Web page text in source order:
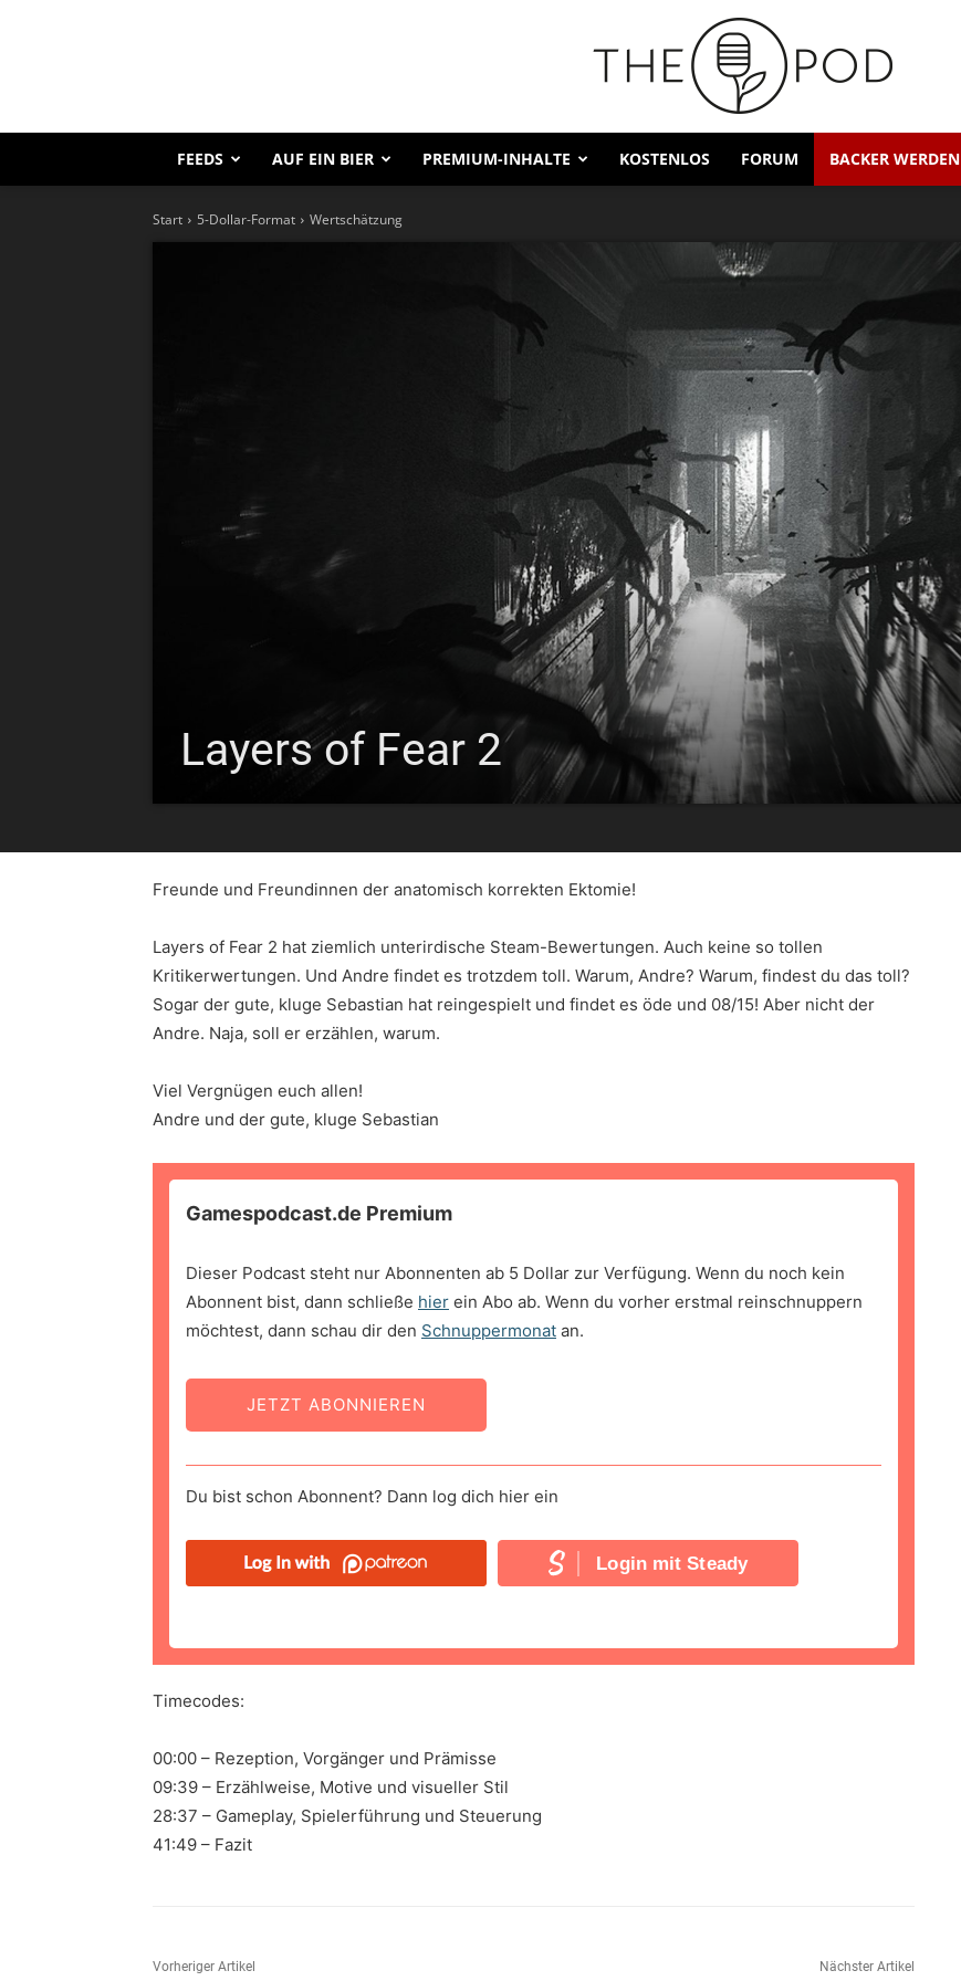
FEEDS AUF EIN BIER PREMIUM-INHALTE KOSTENLOS FORUM BACKER WERDEN
Start 5-Dollar-Format Wertschätzung
Layers of Fear 2
Freunde und Freundinnen der anatomisch korrekten Ektomie!
Layers of Fear 2 hat ziemlich unterirdische Steam-Bewertungen. Auch keine so tollen
Kritikerwertungen. Und Andre findet es trotzdem toll. Warum, Andre? Warum, findest du das toll?
Sogar der gute, kluge Sebastian hat reingespielt und findet es öde und 08/15! Aber nicht der
Andre. Naja, soll er erzählen, warum.
Viel Vergnügen euch allen!
Andre und der gute, kluge Sebastian
Gamespodcast.de Premium
Dieser Podcast steht nur Abonnenten ab 5 Dollar zur Verfügung. Wenn du noch kein
Abonnent bist, dann schließe hier ein Abo ab. Wenn du vorher erstmal reinschnuppern
möchtest, dann schau dir den Schnuppermonat an.
JETZT ABONNIEREN
Du bist schon Abonnent? Dann log dich hier ein
Login mit Steady
Timecodes:
00:00 – Rezeption, Vorgänger und Prämisse
09:39 – Erzählweise, Motive und visueller Stil
28:37 – Gameplay, Spielerführung und Steuerung
41:49 – Fazit
Vorheriger Artikel Nächster Artikel